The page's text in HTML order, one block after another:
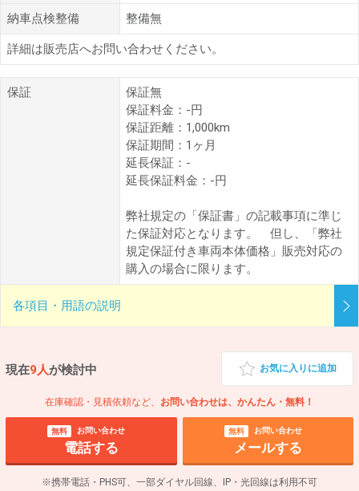
納車点検整備 整備無
詳細は販売店へお問い合わせください。
保証
保証無
保証料金：-円
保証距離：1,000km
保証期間：1ヶ月
延長保証：-
延長保証料金：-円
弊社規定の「保証書」の記載事項に準じ
た保証対応となります。 但し、「弊社
規定保証付き車両本体価格」販売対応の
購入の場合に限ります。
各項目・用語の説明
現在9人が検討中 お気に入りに追加
在庫確認・見積依頼など、 お問い合わせは、かんたん・無料！
無料 お問い合わせ
電話する
無料 お問い合わせ
メールする
※携帯電話・PHS可、一部ダイヤル回線、IP・光回線は利用不可